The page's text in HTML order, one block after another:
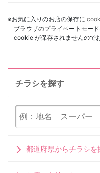
※お気に入りのお店の保存に
ブラウザのプライベートモー
cookie が保存されませんので
チラシを探す
都道府県からチラシを